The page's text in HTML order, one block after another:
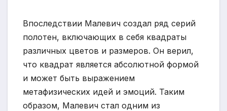
Впоследствии Малевич создал ряд серий
полотен, включающих в себя квадраты
различных цветов и размеров. Он верил,
что квадрат является абсолютной формой
и может быть выражением
метафизических идей и эмоций. Таким
образом, Малевич стал одним из